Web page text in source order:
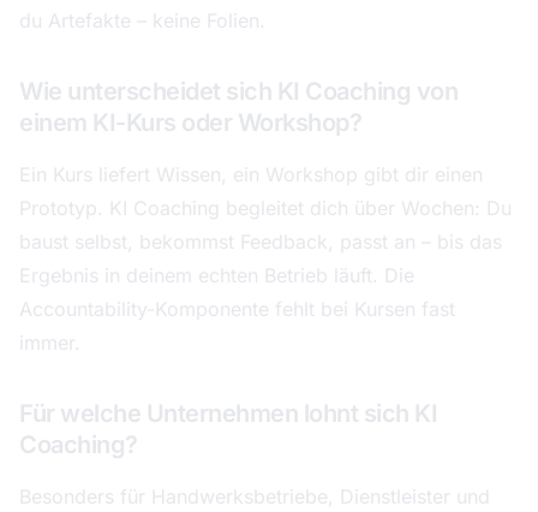
du Artefakte – keine Folien.
Wie unterscheidet sich KI Coaching von
einem KI-Kurs oder Workshop?
Ein Kurs liefert Wissen, ein Workshop gibt dir einen
Prototyp. KI Coaching begleitet dich über Wochen: Du
baust selbst, bekommst Feedback, passt an – bis das
Ergebnis in deinem echten Betrieb läuft. Die
Accountability-Komponente fehlt bei Kursen fast
immer.
Für welche Unternehmen lohnt sich KI
Coaching?
Besonders für Handwerksbetriebe, Dienstleister und